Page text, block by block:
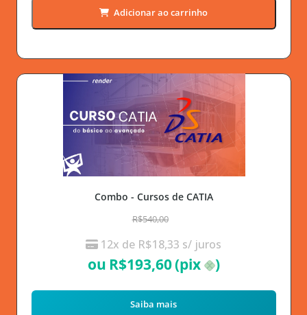
Adicionar ao carrinho
Combo - Cursos de CATIA
R$540,00
12x de R$18,33 s/ juros
ou R$193,60(pix )
Saiba mais